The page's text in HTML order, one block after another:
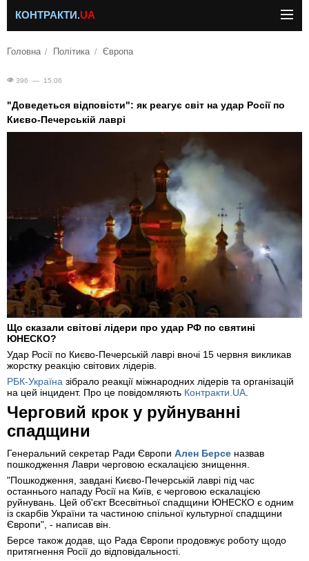
КОНТРАКТИ.UA
Головна Політика Європа
396 — 15.06
"Доведеться відповісти": як реагує світ на удар Росії по
Києво-Печерській лаврі
Що сказали світові лідери про удар РФ по святині
ЮНЕСКО?
Удар Росії по Києво-Печерській лаврі вночі 15 червня викликав
жорстку реакцію світових лідерів.
РБК-Україна зібрало реакції міжнародних лідерів та організацій
на цей інцидент. Про це повідомляють Контракти.UA
Черговий крок у руйнуванні
спадщини
Генеральний секретар Ради Європи Ален Берсе назвав
пошкодження Лаври черговою ескалацією знищення.
"Пошкодження, завдані Києво-Печерській лаврі під час
останнього нападу Росії на Київ, є черговою ескалацією
руйнувань. Цей об'єкт Всесвітньої спадщини ЮНЕСКО є одним
із скарбів України та частиною спільної культурної спадщини
Європи", - написав він.
Берсе також додав, що Рада Європи продовжує роботу щодо
притягнення Росії до відповідальності.